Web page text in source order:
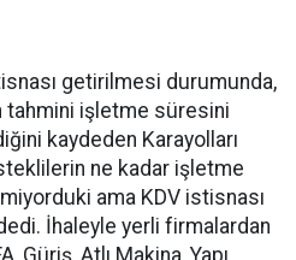
getirilmesi durumunda,
işletme süresini
kaydeden Karayolları
ne kadar işletme
ama KDV istisnası
İhaleyle yerli firmalardan